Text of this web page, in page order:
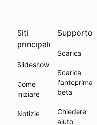
Siti
principali
Slideshow
Come
iniziare
Notizie
Supporto
Scarica
Scarica
l'anteprima
beta
Chiedere
aiuto